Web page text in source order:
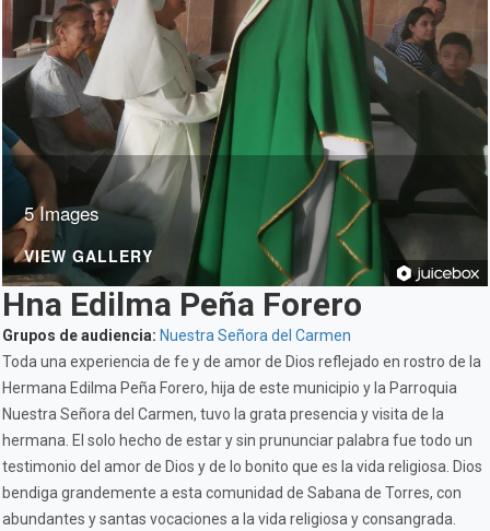
5 Images
VIEW GALLERY
Hna Edilma Peña Forero
Grupos de audiencia: Nuestra Señora del Carmen
Toda una experiencia de fe y de amor de Dios reflejado en rostro de la
Hermana Edilma Peña Forero, hija de este municipio y la Parroquia
Nuestra Señora del Carmen, tuvo la grata presencia y visita de la
hermana. El solo hecho de estar y sin prununciar palabra fue todo un
testimonio del amor de Dios y de lo bonito que es la vida religiosa. Dios
bendiga grandemente a esta comunidad de Sabana de Torres, con
abundantes y santas vocaciones a la vida religiosa y consangrada.